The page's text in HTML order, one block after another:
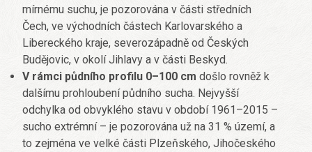
mírnému suchu, je pozorována v části středních
Čech, ve východních částech Karlovarského a
Libereckého kraje, severozápadně od Českých
Budějovic, v okolí Jihlavy a v části Beskyd.
V rámci půdního profilu 0–100 cm došlo rovněž k
dalšímu prohloubení půdního sucha. Nejvyšší
odchylka od obvyklého stavu v období 1961–2015 –
sucho extrémní – je pozorována už na 31 % území, a
to zejména ve velké části Plzeňského, Jihočeského